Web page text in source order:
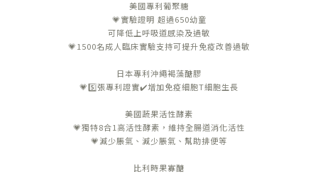
美國專利葡聚糖
💗實驗證明 超過650幼童
可降低上呼吸道感染及過敏
💗1500名成人臨床實驗支持可提升免疫改善過敏
日本專利沖繩褐藻醣膠
💗5️⃣張專利證實✔️增加免疫細胞T細胞生長
美國蔬果活性酵素
💗獨特8合1高活性酵素，維持全腸道消化活性
💗減少脹氣、減少脹氣、幫助排便等
比利時果寡醣